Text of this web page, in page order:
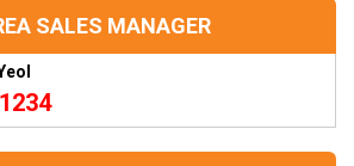
SALES MANAGER